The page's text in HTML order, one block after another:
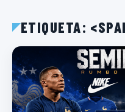
ETIQUETA: